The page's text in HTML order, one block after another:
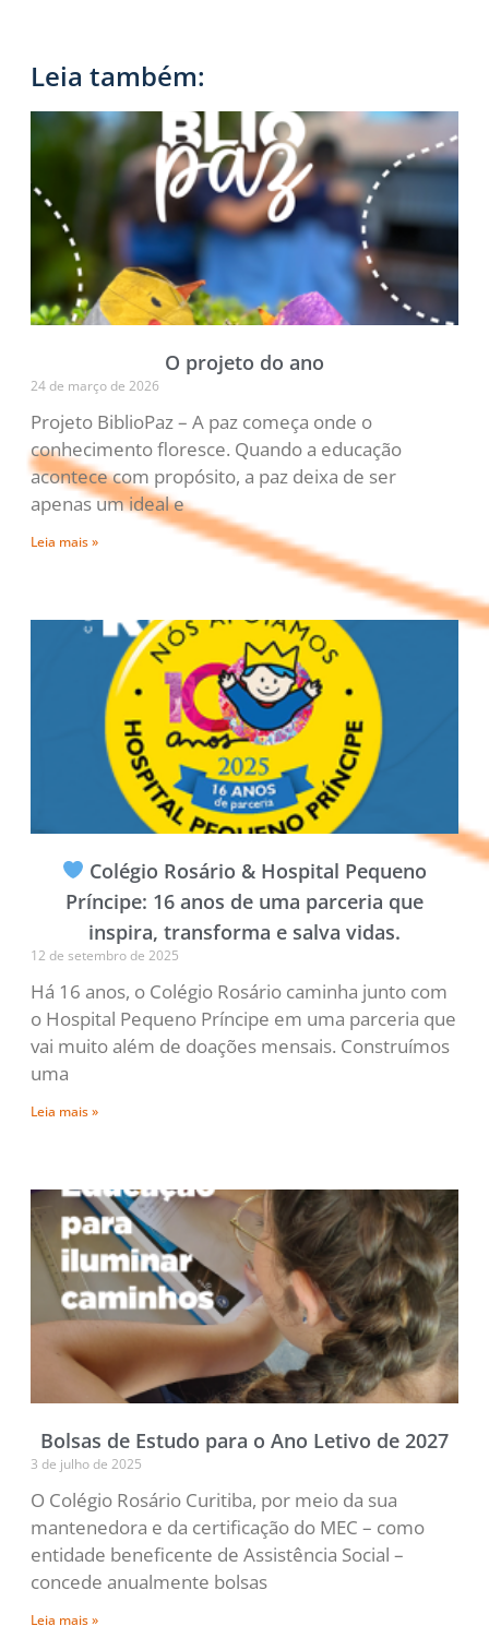
Leia também:
O projeto do ano
24 de março de 2026
Projeto BiblioPaz – A paz começa onde o
conhecimento floresce. Quando a educação
acontece com propósito, a paz deixa de ser
apenas um ideal e
Leia mais »
Colégio Rosário & Hospital Pequeno
Príncipe: 16 anos de uma parceria que
inspira, transforma e salva vidas.
12 de setembro de 2025
Há 16 anos, o Colégio Rosário caminha junto com
o Hospital Pequeno Príncipe em uma parceria que
vai muito além de doações mensais. Construímos
uma
Leia mais »
Bolsas de Estudo para o Ano Letivo de 2027
3 de julho de 2025
O Colégio Rosário Curitiba, por meio da sua
mantenedora e da certificação do MEC – como
entidade beneficente de Assistência Social –
concede anualmente bolsas
Leia mais »